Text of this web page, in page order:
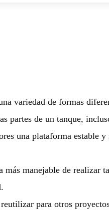
variedad de formas
partes de un tanque,
una plataforma estable
manejable de
para otros